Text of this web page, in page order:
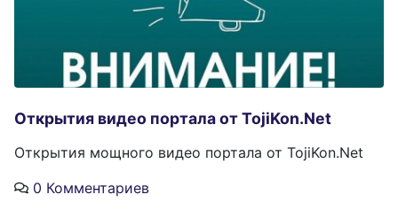
Открытия видео портала от TojiKon.Net
Открытия мощного видео портала от TojiKon.Net
0 Комментариев